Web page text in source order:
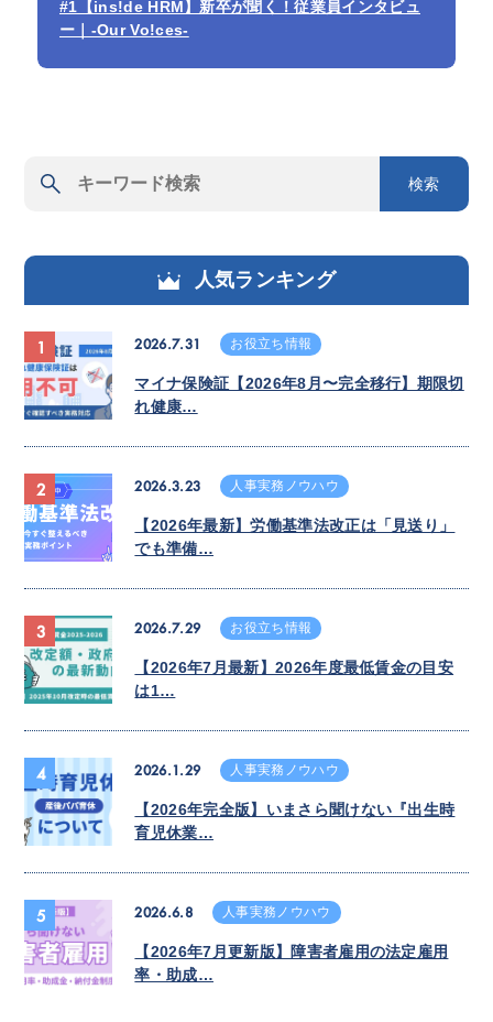
#1【ins!de HRM】新卒が聞く！従業員インタビュ
ー｜-Our Vo!ces-
検索
人気ランキング
2026.7.31 お役立ち情報
マイナ保険証【2026年8月〜完全移行】期限切
れ健康…
1
2026.3.23 人事実務ノウハウ
【2026年最新】労働基準法改正は「見送り」
でも準備…
2
2026.7.29 お役立ち情報
【2026年7月最新】2026年度最低賃金の目安
は1…
3
2026.1.29 人事実務ノウハウ
【2026年完全版】いまさら聞けない『出生時
育児休業…
4
2026.6.8 人事実務ノウハウ
【2026年7月更新版】障害者雇用の法定雇用
率・助成…
5